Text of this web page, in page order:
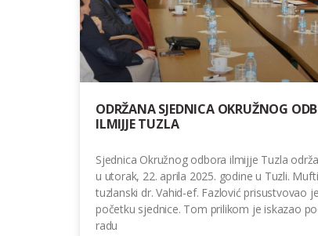
ODRŽANA SJEDNICA OKRUŽNOG
ILMIJJE TUZLA
Sjednica Okružnog odbora ilmijje Tuzla
u utorak, 22. aprila 2025. godine u Tuzli.
tuzlanski dr. Vahid-ef. Fazlović prisustvovao je
početku sjednice. Tom prilikom je iskazao
radu